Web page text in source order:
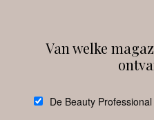
Van welke
De Beauty Professional